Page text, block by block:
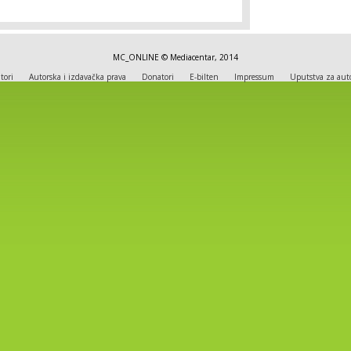
MC_ONLINE © Mediacentar, 2014
Autorska i izdavačka prava Donatori E-bilten Impressum Uputstva za